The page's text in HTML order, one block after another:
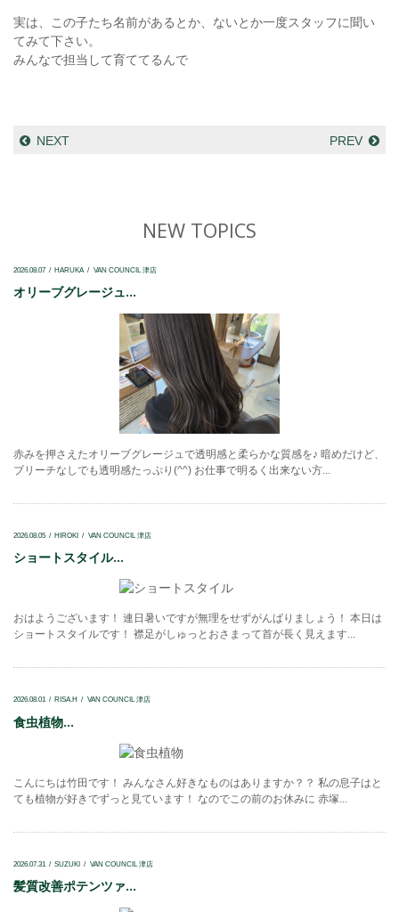
実は、この子たち名前があるとか、ないとか一度スタッフに聞い
てみて下さい。
みんなで担当して育ててるんで
NEXT PREV
NEW TOPICS
2026.08.07 HARUKA VAN COUNCIL 津店
オリーブグレージュ...
赤みを押さえたオリーブグレージュで透明感と柔らかな質感を♪ 暗めだけど、
ブリーチなしでも透明感たっぷり(^^) お仕事で明るく出来ない方...
2026.08.05 HIROKI VAN COUNCIL 津店
ショートスタイル...
おはようございます！ 連日暑いですが無理をせずがんばりましょう！ 本日は
ショートスタイルです！ 襟足がしゅっとおさまって首が長く見えます...
2026.08.01 RISA.H VAN COUNCIL 津店
食虫植物...
こんにちは竹田です！ みんなさん好きなものはありますか？？ 私の息子はと
ても植物が好きでずっと見ています！ なのでこの前のお休みに 赤塚...
2026.07.31 SUZUKI VAN COUNCIL 津店
髪質改善ポテンツァ...